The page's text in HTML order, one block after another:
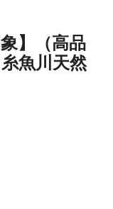
】（高品
魚川天然